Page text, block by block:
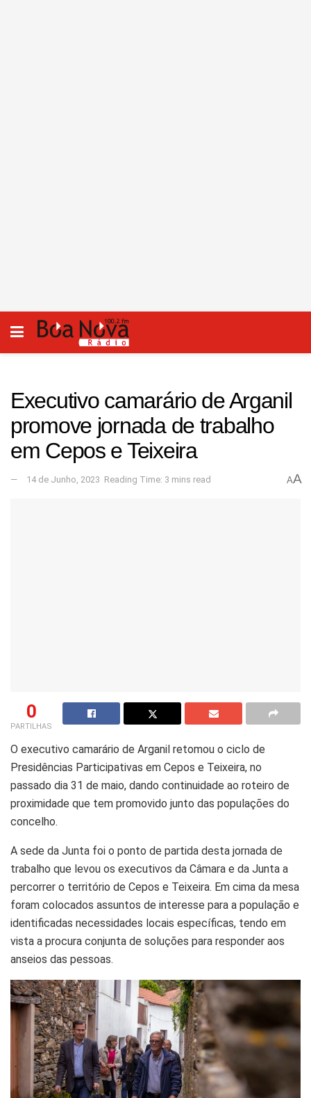
Executivo camarário de Arganil
promove jornada de trabalho
em Cepos e Teixeira
14 de Junho, 2023 Reading Time: 3 mins read AA
0
PARTILHAS
O executivo camarário de Arganil retomou o ciclo de
Presidências Participativas em Cepos e Teixeira, no
passado dia 31 de maio, dando continuidade ao roteiro de
proximidade que tem promovido junto das populações do
concelho.
A sede da Junta foi o ponto de partida desta jornada de
trabalho que levou os executivos da Câmara e da Junta a
percorrer o território de Cepos e Teixeira. Em cima da mesa
foram colocados assuntos de interesse para a população e
identificadas necessidades locais específicas, tendo em
vista a procura conjunta de soluções para responder aos
anseios das pessoas.